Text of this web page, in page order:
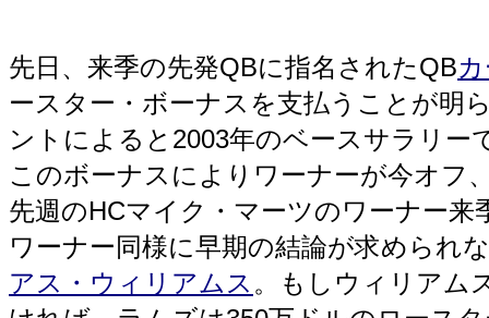
先日、来季の先発QBに指名されたQB
ースター・ボーナスを支払うことが明
ントによると2003年のベースサラリ
このボーナスによりワーナーが今オフ
先週のHCマイク・マーツのワーナー
ワーナー同様に早期の結論が求められ
アス・ウィリアムス 。もしウィリアム